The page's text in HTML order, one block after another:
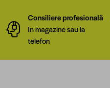
Consiliere profesională
In magazine sau la
telefon